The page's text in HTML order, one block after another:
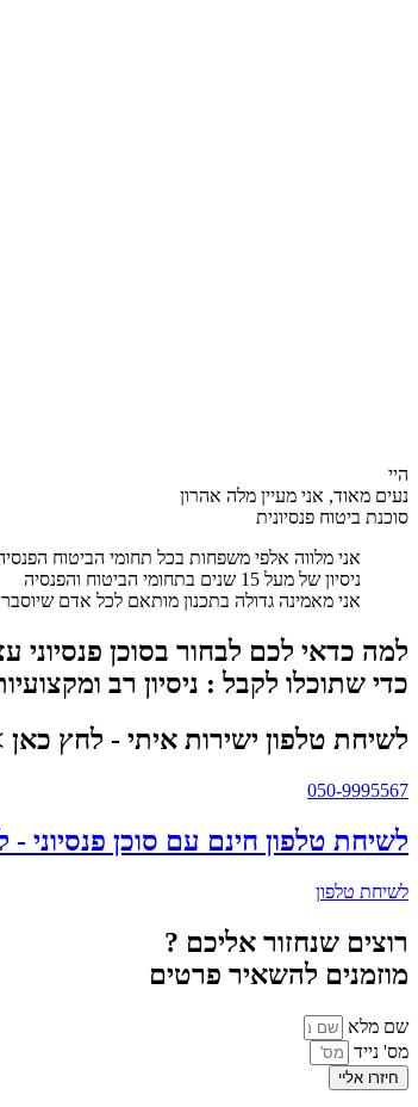
היי
נעים מאוד, אני מעיין מלה אהרון
סוכנת ביטוח פנסיונית
אני מלווה אלפי משפחות בכל תחומי הביטוח
ניסיון של מעל 15 שנים בתחומי הביטוח והפנסיה
אני מאמינה גדולה בתכנון מותאם לכל אדם
למה כדאי לכם לבחור בסוכן פנסיוני
כדי שתוכלו לקבל : ניסיון רב
לשיחת טלפון ישירות איתי - לחץ כאן
050-9995567
לשיחת טלפון חינם עם סוכן פנסיוני -
לשיחת טלפון
רוצים שנחזור אליכם ?
מוזמנים להשאיר פרטים
שם מלא
מס' נייד
חיזרו אליי